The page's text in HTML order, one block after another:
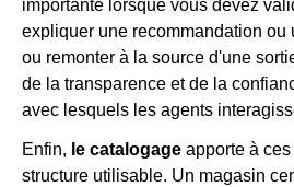
importante lorsque vous devez
expliquer une recommandation ou
ou remonter à la source d'une
de la transparence et de la
avec lesquels les agents
Enfin, le catalogage apporte à
structure utilisable. Un magasin